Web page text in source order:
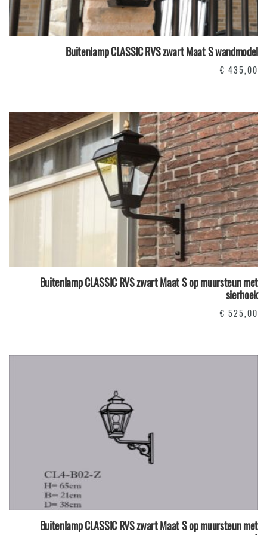
Buitenlamp CLASSIC RVS zwart Maat S wandmodel
€ 435,00
Buitenlamp CLASSIC RVS zwart Maat S op muursteun met
sierhoek
€ 525,00
Buitenlamp CLASSIC RVS zwart Maat S op muursteun met